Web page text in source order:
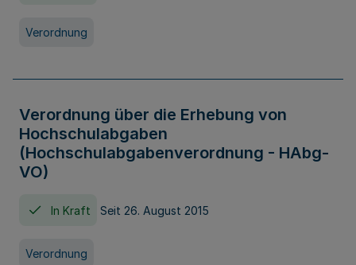
Verordnung
Verordnung über die Erhebung von
Hochschulabgaben
(Hochschulabgabenverordnung - HAbg-
VO)
In Kraft Seit 26. August 2015
Verordnung